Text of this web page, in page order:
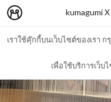
เราใช้คุ๊กกี้บนเว็บไซต์ของเรา
เพื่อใช้บริการเว็บ
kumagumi